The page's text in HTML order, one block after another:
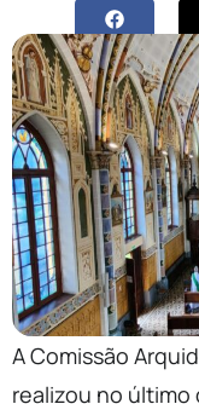
A Comissão
realizou no último